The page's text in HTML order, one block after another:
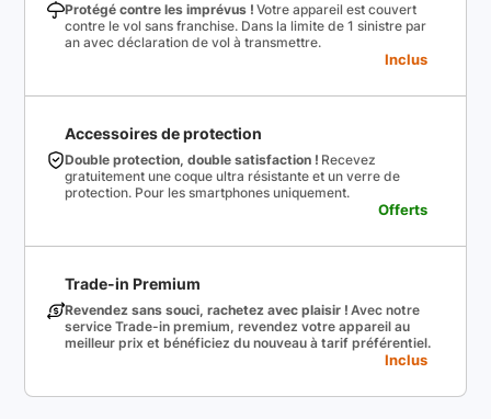
Protégé contre les imprévus ! Votre appareil est couvert
contre le vol sans franchise. Dans la limite de 1 sinistre par
an avec déclaration de vol à transmettre.
Inclus
Accessoires de protection
Double protection, double satisfaction ! Recevez
gratuitement une coque ultra résistante et un verre de
protection. Pour les smartphones uniquement.
Offerts
Trade-in Premium
Revendez sans souci, rachetez avec plaisir ! Avec notre
service Trade-in premium, revendez votre appareil au
meilleur prix et bénéficiez du nouveau à tarif préférentiel.
Inclus